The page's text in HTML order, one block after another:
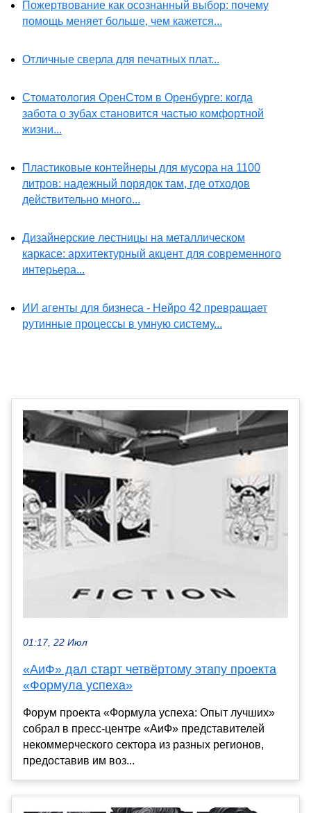
Пожертвование как осознанный выбор: почему
помощь меняет больше, чем кажется...
Отличные сверла для печатных плат...
Стоматология ОренСтом в Оренбурге: когда
забота о зубах становится частью комфортной
жизни...
Пластиковые контейнеры для мусора на 1100
литров: надежный порядок там, где отходов
действительно много...
Дизайнерские лестницы на металлическом
каркасе: архитектурный акцент для современного
интерьера...
ИИ агенты для бизнеса - Нейро 42 превращает
рутинные процессы в умную систему...
01:17, 22 Июл
«АиФ» дал старт четвёртому этапу проекта
«Формула успеха»
Форум проекта «Формула успеха: Опыт лучших»
собрал в пресс-центре «АиФ» представителей
некоммерческого сектора из разных регионов,
предоставив им воз...